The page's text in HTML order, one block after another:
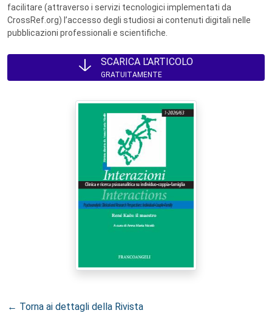
facilitare (attraverso i servizi tecnologici implementati da
CrossRef.org) l’accesso degli studiosi ai contenuti digitali nelle
pubblicazioni professionali e scientifiche.
SCARICA L'ARTICOLO
GRATUITAMENTE
← Torna ai dettagli della Rivista